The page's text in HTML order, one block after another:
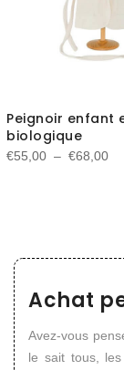
Peignoir enfant
biologique
€55,00 – €68,00
Achat
Avez-vous
le sait tous,